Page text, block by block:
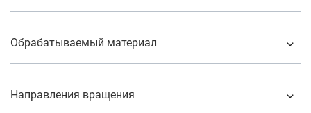
Обрабатываемый материал
Направления вращения